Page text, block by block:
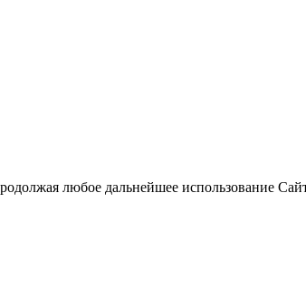
любое дальнейшее использование